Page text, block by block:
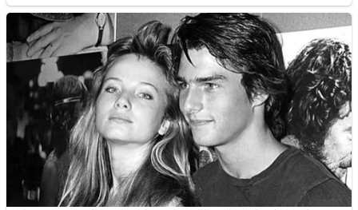
Creez aplicatie
ANDROID pentru siteul
tau
Anuntul tau apare in mai
multe ziare online
Apartamente 2 camere